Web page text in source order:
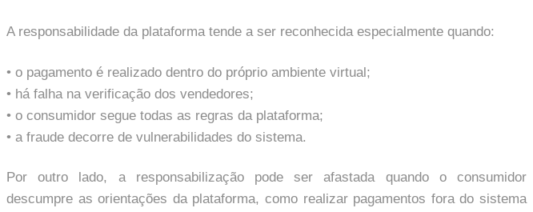
A responsabilidade da plataforma tende a ser reconhecida especialmente quando:
• o pagamento é realizado dentro do próprio ambiente virtual;
• há falha na verificação dos vendedores;
• o consumidor segue todas as regras da plataforma;
• a fraude decorre de vulnerabilidades do sistema.
Por outro lado, a responsabilização pode ser afastada quando o consumidor
descumpre as orientações da plataforma, como realizar pagamentos fora do sistema